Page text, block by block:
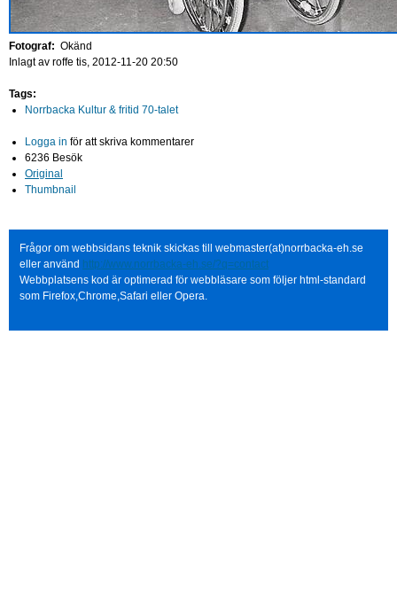
Fotograf: Okänd
Inlagt av roffe tis, 2012-11-20 20:50
Tags:
Norrbacka Kultur & fritid 70-talet
Logga in för att skriva kommentarer
6236 Besök
Original
Thumbnail
Frågor om webbsidans teknik skickas till webmaster(at)norrbacka-eh.se
eller använd http://www.norrbacka-eh.se/?q=contact
Webbplatsens kod är optimerad för webbläsare som följer html-standard
som Firefox,Chrome,Safari eller Opera.